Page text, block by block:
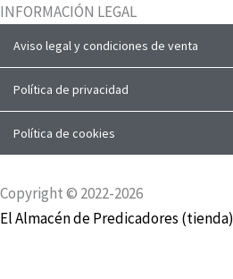
INFORMACIÓN LEGAL
Aviso legal y condiciones de venta
Política de privacidad
Política de cookies
Copyright © 2022-2026
El Almacén de Predicadores (tienda)